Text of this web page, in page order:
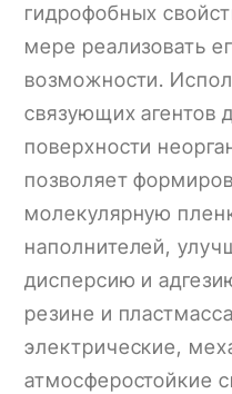
гидрофобных
мере реализовать
возможности.
связующих агентов
поверхности
позволяет
молекулярную
наполнителей,
дисперсию и
резине и
электрические,
атмосферостойкие